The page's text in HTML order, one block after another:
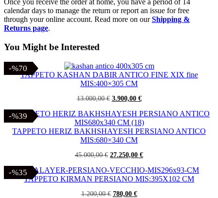
Once you receive the order at home, you have a period of 14
calendar days to manage the return or report an issue for free
through your online account. Read more on ourShipping &
Returns page.
You Might be Interested
-%70
-%70
TAPPETO KASHAN DABIR ANTICO FINE XIX fine
MIS:400×305 CM
13.000,00€ Il
originale
era:
13.000,00 €.
3.900,00 €Il
attuale
è:
3.900,00 €.
-%39
-%39
TAPPETO HERIZ BAKHSHAYESH PERSIANO ANTICO
MIS:680×340 CM
45.000,00€ Il
originale
era:
27.250,00 €Il
attuale
è:
-%35
-%35
TAPPETO KIRMAN PERSIANO MIS:395X102 CM
1.200,00€ Il
780,00 €Il